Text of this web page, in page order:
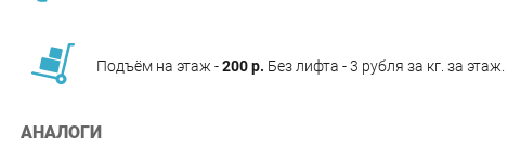
Подъём на этаж -200 р. Без лифта - 3 рубля за кг. за этаж.
АНАЛОГИ